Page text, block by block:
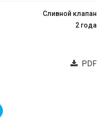
Сливной клапан
2 года
PDF